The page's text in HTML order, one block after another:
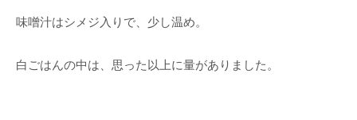
味噌汁はシメジ入りで、少し温め。
白ごはんの中は、思った以上に量がありました。